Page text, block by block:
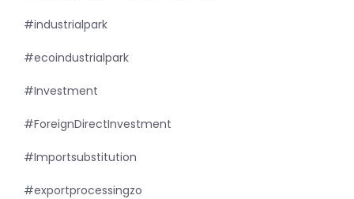
#industrialpark
#ecoindustrialpark
#Investment
#ForeignDirectInvestment
#Importsubstitution
#exportprocessingzo